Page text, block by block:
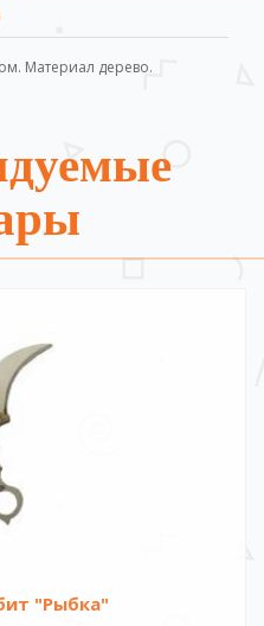
Материал дерево.
"Рыбка"